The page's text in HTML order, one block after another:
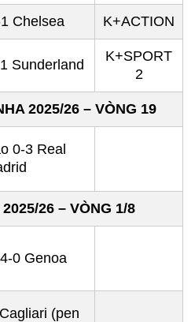
Chelsea K+ACTION
Sunderland
K+SPORT
2
2025/26 – VÒNG 19
0-3 Real
26 – VÒNG 1/8
0 Genoa
(pen